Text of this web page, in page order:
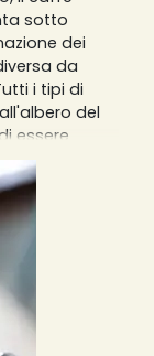
sotto
dei
da
i tipi di
del
essere
massimo
di caffè
e ogni
una
in tazza
un risultato
caffè
fine,